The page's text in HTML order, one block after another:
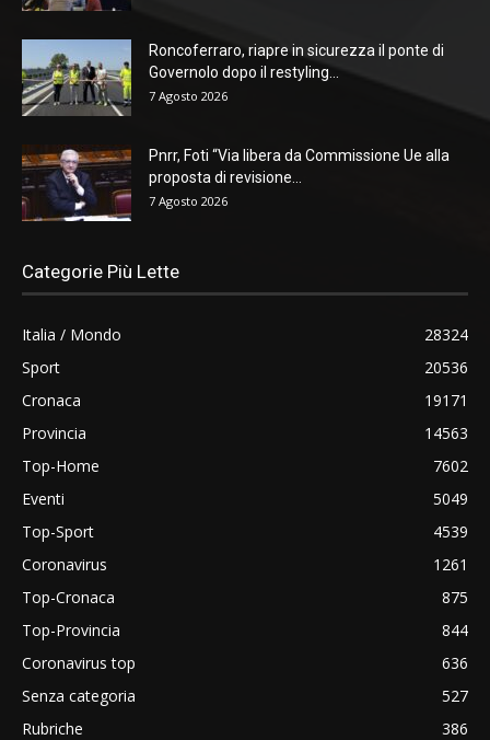
Roncoferraro, riapre in sicurezza il ponte di
Governolo dopo il restyling...
7 Agosto 2026
Pnrr, Foti “Via libera da Commissione Ue alla
proposta di revisione...
7 Agosto 2026
Categorie Più Lette
Italia / Mondo
28324
Sport
20536
Cronaca
19171
Provincia
14563
Top-Home
7602
Eventi
5049
Top-Sport
4539
Coronavirus
1261
Top-Cronaca
875
Top-Provincia
844
Coronavirus top
636
Senza categoria
527
Rubriche
386